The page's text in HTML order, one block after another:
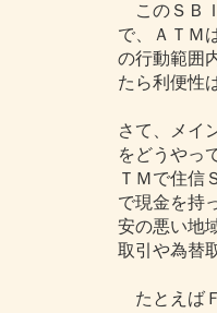
このＳＢ
で、ＡＴＭ
の行動範囲
たら利便性
さて、メイ
をどうやっ
ＴＭで住信
で現金を持
安の悪い地
取引や為替
たとえば